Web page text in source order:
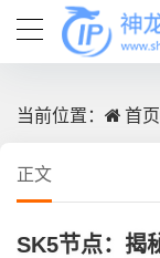
当前位置： 首页
正文
SK5节点：揭